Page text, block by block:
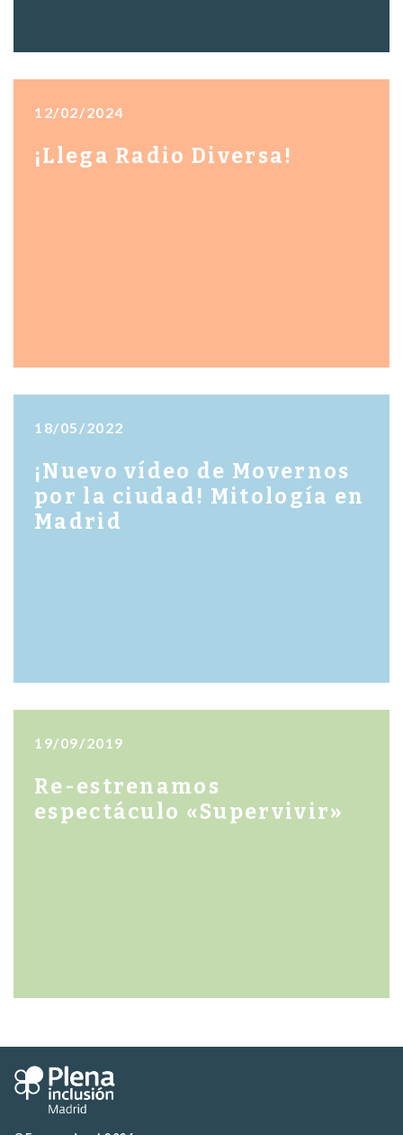
12/02/2024
¡Llega Radio Diversa!
18/05/2022
¡Nuevo vídeo de Movernos
por la ciudad! Mitología en
Madrid
19/09/2019
Re-estrenamos
espectáculo «Supervivir»